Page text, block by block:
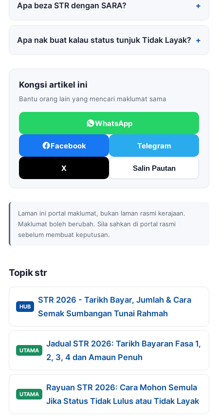
Apa beza STR dengan SARA?
Apa nak buat kalau status tunjuk Tidak Layak?
Kongsi artikel ini
Bantu orang lain yang mencari maklumat sama
WhatsApp
Facebook Telegram
X Salin Pautan
Laman ini portal maklumat, bukan laman rasmi kerajaan.
Maklumat boleh berubah. Sila sahkan di portal rasmi
sebelum membuat keputusan.
Topik str
HUB
STR 2026 - Tarikh Bayar, Jumlah & Cara
Semak Sumbangan Tunai Rahmah
UTAMA
Jadual STR 2026: Tarikh Bayaran Fasa 1,
2, 3, 4 dan Amaun Penuh
UTAMA
Rayuan STR 2026: Cara Mohon Semula
Jika Status Tidak Lulus atau Tidak Layak